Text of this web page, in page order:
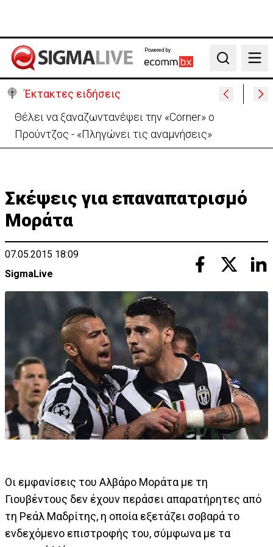
Powered by:
Search
Έκτακτες ειδήσεις
Θέλει να ξαναζωντανέψει την «Corner» o
Προύντζος - «Πληγώνει τις αναμνήσεις»
Σκέψεις για επαναπατρισμό
Μοράτα
07.05.2015 18:09
SigmaLive
Οι εμφανίσεις του Αλβάρο Μοράτα με τη
Γιουβέντους δεν έχουν περάσει απαρατήρητες από
τη Ρεάλ Μαδρίτης, η οποία εξετάζει σοβαρά το
ενδεχόμενο επιστροφής του, σύμφωνα με τα